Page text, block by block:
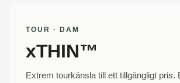
TOUR · DAM
xTHIN™
Extrem tourkänsla till ett tillgängligt pris.